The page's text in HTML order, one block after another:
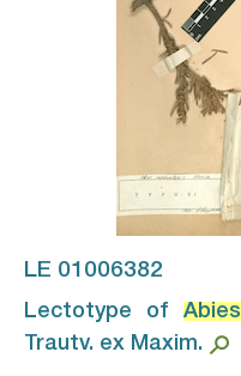
LE 01006382
Lectotype of Abies
Trautv. ex Maxim.⁣